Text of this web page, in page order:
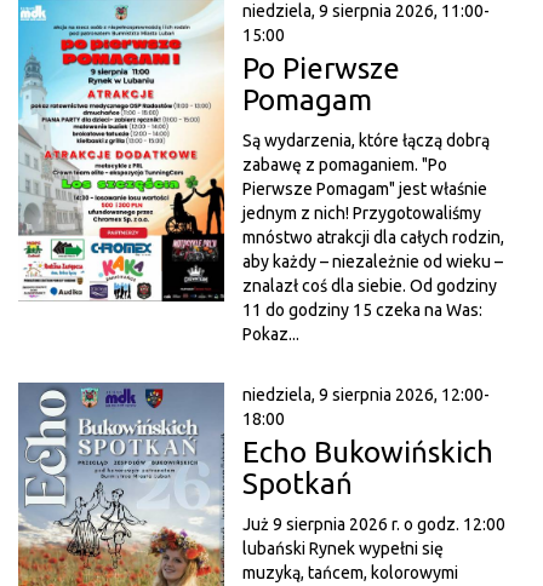
niedziela, 9 sierpnia 2026, 11:00-
15:00
Po Pierwsze
Pomagam
Są wydarzenia, które łączą dobrą
zabawę z pomaganiem. "Po
Pierwsze Pomagam" jest właśnie
jednym z nich! Przygotowaliśmy
mnóstwo atrakcji dla całych rodzin,
aby każdy – niezależnie od wieku –
znalazł coś dla siebie. Od godziny
11 do godziny 15 czeka na Was:
Pokaz...
niedziela, 9 sierpnia 2026, 12:00-
18:00
Echo Bukowińskich
Spotkań
Już 9 sierpnia 2026 r. o godz. 12:00
lubański Rynek wypełni się
muzyką, tańcem, kolorowymi